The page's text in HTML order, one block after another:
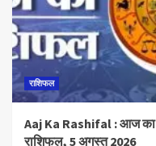
राशिफल
Aaj Ka Rashifal : आज का
राशिफल, 5 अगस्त 2026